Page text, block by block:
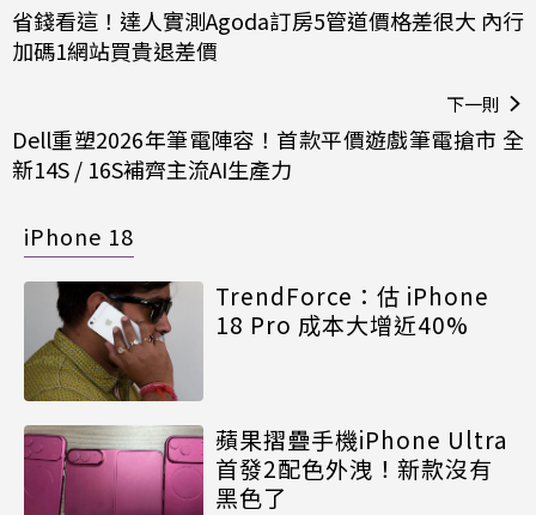
省錢看這！達人實測Agoda訂房5管道價格差很大 內行
加碼1網站買貴退差價
下一則
Dell重塑2026年筆電陣容！首款平價遊戲筆電搶市 全
新14S / 16S補齊主流AI生產力
iPhone 18
TrendForce：估 iPhone
18 Pro 成本大增近40%
蘋果摺疊手機iPhone Ultra
首發2配色外洩！新款沒有
黑色了